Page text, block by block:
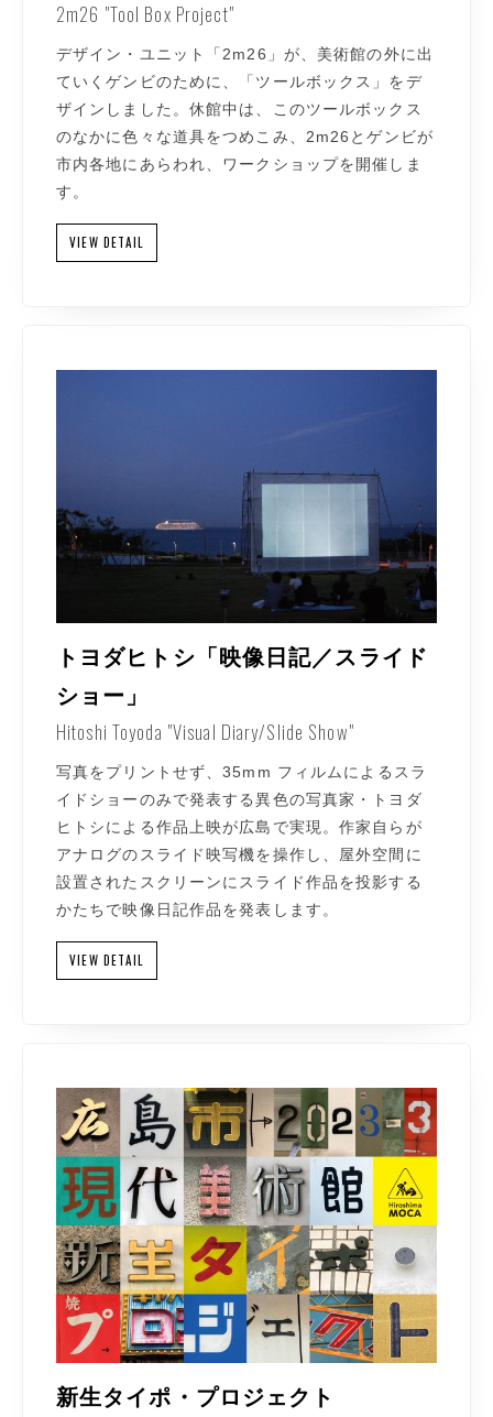
2m26 "Tool Box Project"
デザイン・ユニット「2m26」が、美術館の外に出
ていくゲンビのために、「ツールボックス」をデ
ザインしました。休館中は、このツールボックス
のなかに色々な道具をつめこみ、2m26とゲンビが
市内各地にあらわれ、ワークショップを開催しま
す。
VIEW DETAIL
トヨダヒトシ「映像日記／スライド
ショー」
Hitoshi Toyoda "Visual Diary/Slide Show"
写真をプリントせず、35mm フィルムによるスラ
イドショーのみで発表する異色の写真家・トヨダ
ヒトシによる作品上映が広島で実現。作家自らが
アナログのスライド映写機を操作し、屋外空間に
設置されたスクリーンにスライド作品を投影する
かたちで映像日記作品を発表します。
VIEW DETAIL
新生タイポ・プロジェクト